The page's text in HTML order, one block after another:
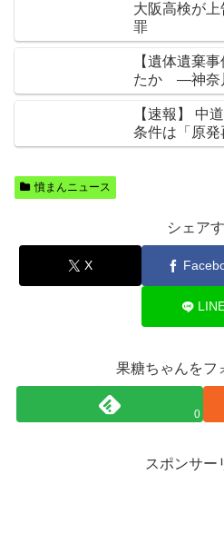
大阪高検が
罪
【遺体遺棄
たか ―神奈
【速報】 中
条件は「原発
憤まんニュース
シェア
X
果糖ちゃんをフ
0
スポンサー